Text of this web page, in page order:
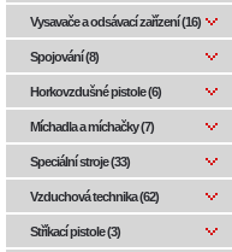
Vysavače a odsávací zařízení (16)
Spojování (8)
Horkovzdušné pistole (6)
Míchadla a míchačky (7)
Speciální stroje (33)
Vzduchová technika (62)
Stříkací pistole (3)